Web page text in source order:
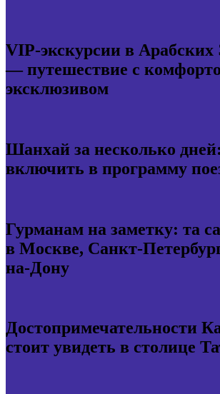
VIP-экскурсии в Арабских
— путешествие с
эксклюзивом
Шанхай за несколько
включить в программу
Гурманам на заметку: та
в Москве, Санкт-
на-Дону
Достопримечательности
стоит увидеть в столице